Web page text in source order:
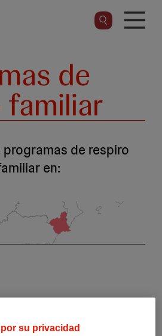
de
de respiro
en:
su privacidad